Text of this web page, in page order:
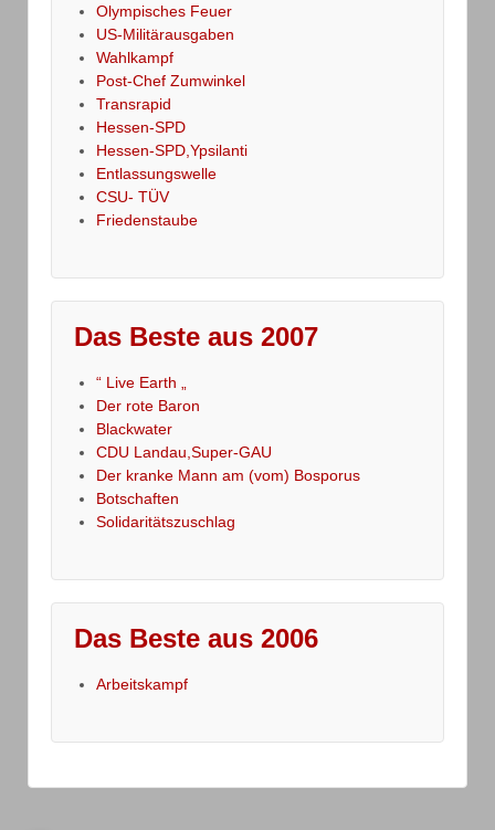
Olympisches Feuer
US-Militärausgaben
Wahlkampf
Post-Chef Zumwinkel
Transrapid
Hessen-SPD
Hessen-SPD,Ypsilanti
Entlassungswelle
CSU- TÜV
Friedenstaube
Das Beste aus 2007
“ Live Earth „
Der rote Baron
Blackwater
CDU Landau,Super-GAU
Der kranke Mann am (vom) Bosporus
Botschaften
Solidaritätszuschlag
Das Beste aus 2006
Arbeitskampf